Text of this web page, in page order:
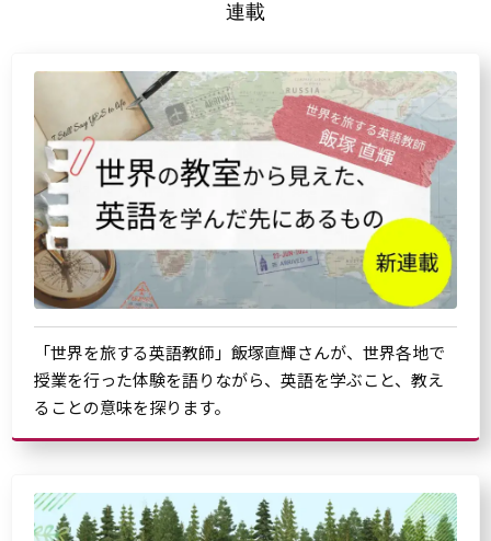
連載
「世界を旅する英語教師」飯塚直輝さんが、世界各地で
授業を行った体験を語りながら、英語を学ぶこと、教え
ることの意味を探ります。